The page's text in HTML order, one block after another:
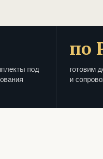
под
по
готовим
и